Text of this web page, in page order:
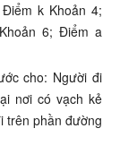
k Khoản 4;
6; Điểm a
cho: Người đi
nơi có vạch kẻ
trên phần đường